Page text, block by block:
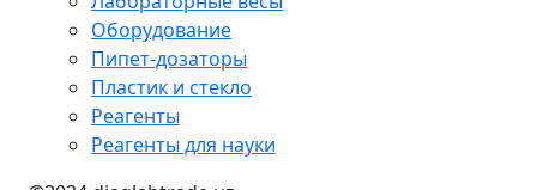
Оборудование
Пипет-дозаторы
Пластик и стекло
Реагенты
Реагенты для науки